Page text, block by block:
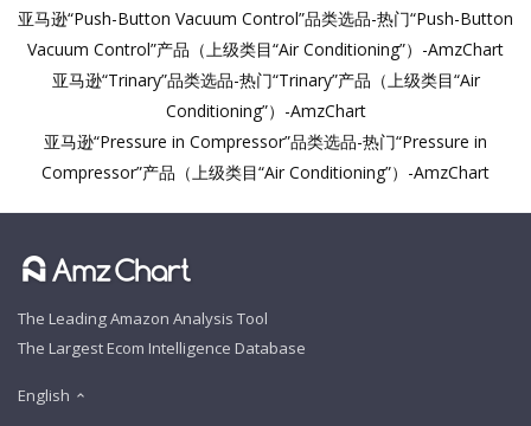
亚马逊“Push-Button Vacuum Control”品类选品-热门“Push-Button
Vacuum Control”产品（上级类目“Air Conditioning”）-AmzChart
亚马逊“Trinary”品类选品-热门“Trinary”产品（上级类目“Air
Conditioning”）-AmzChart
亚马逊“Pressure in Compressor”品类选品-热门“Pressure in
Compressor”产品（上级类目“Air Conditioning”）-AmzChart
The Leading Amazon Analysis Tool
The Largest Ecom Intelligence Database
English